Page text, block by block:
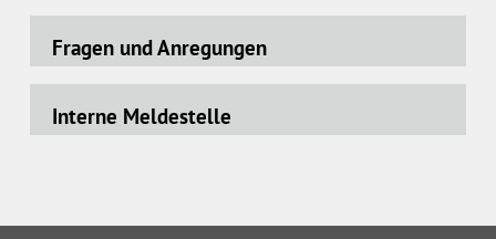
Fragen und Anregungen
Interne Meldestelle